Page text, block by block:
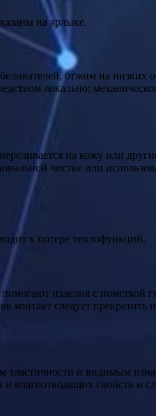
на ярлыке.
отжим на
локально;
на кожу или
чистке или
к потере теплофункций.
изделия с пометкой
следует прекратить
и видимым
влагоотводящих свойств и